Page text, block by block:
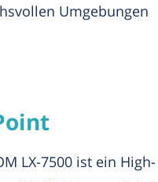
Umgebungen
LX-7500 ist ein High-